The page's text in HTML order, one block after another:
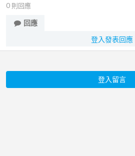
0 則回應
回應
登入發表回應
登入留言